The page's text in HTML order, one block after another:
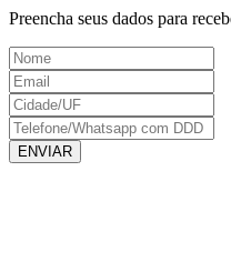
Preencha seus dados para
ENVIAR